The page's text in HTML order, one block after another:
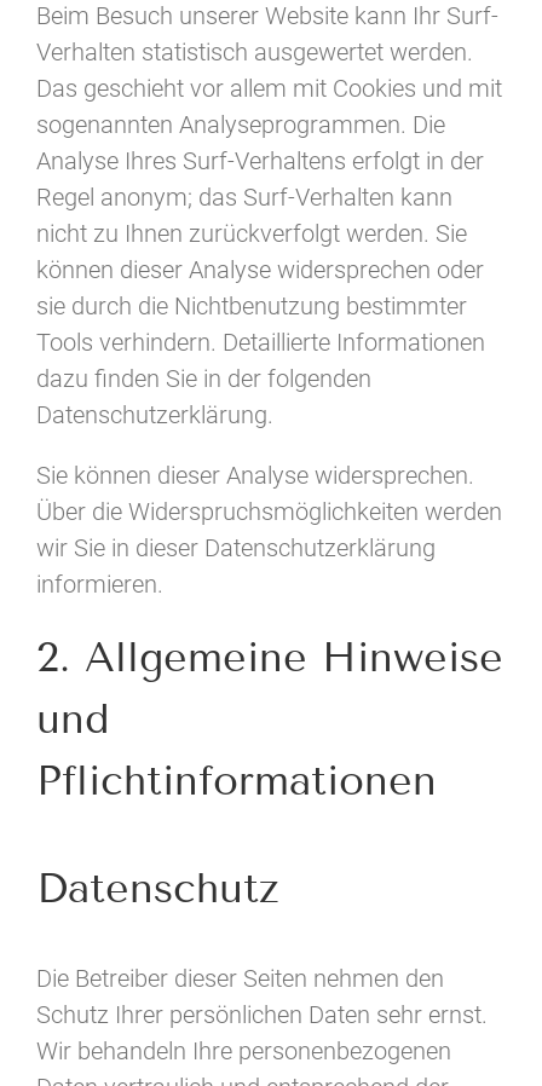
Beim Besuch unserer Website kann Ihr Surf-
Verhalten statistisch ausgewertet werden.
Das geschieht vor allem mit Cookies und mit
sogenannten Analyseprogrammen. Die
Analyse Ihres Surf-Verhaltens erfolgt in der
Regel anonym; das Surf-Verhalten kann
nicht zu Ihnen zurückverfolgt werden. Sie
können dieser Analyse widersprechen oder
sie durch die Nichtbenutzung bestimmter
Tools verhindern. Detaillierte Informationen
dazu finden Sie in der folgenden
Datenschutzerklärung.
Sie können dieser Analyse widersprechen.
Über die Widerspruchsmöglichkeiten werden
wir Sie in dieser Datenschutzerklärung
informieren.
2. Allgemeine Hinweise
und
Pflichtinformationen
Datenschutz
Die Betreiber dieser Seiten nehmen den
Schutz Ihrer persönlichen Daten sehr ernst.
Wir behandeln Ihre personenbezogenen